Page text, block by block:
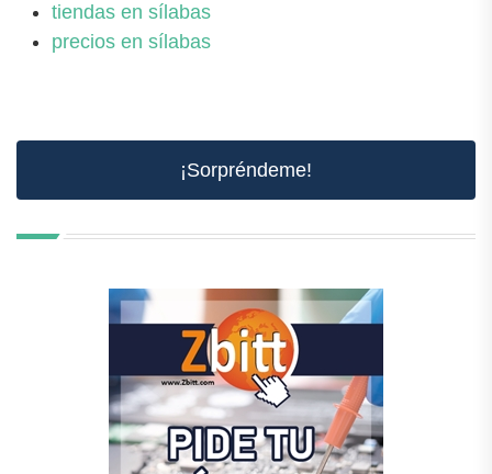
tiendas en sílabas
precios en sílabas
¡Sorpréndeme!